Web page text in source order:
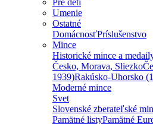
Pre deti
Umenie
Ostatné
DomácnosťPríslušenstvo
Mince
Historické mince a
Česko, Morava, Sliezko
1939)Rakúsko-Uhorsko
Moderné mince
Svet
Slovenské zberateľské
Pamätné listyPamätné